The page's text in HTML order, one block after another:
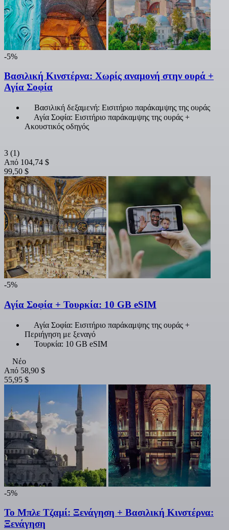
-5%
Βασιλική Κινστέρνα: Χωρίς αναμονή στην ουρά +
Αγία Σοφία
Βασιλική δεξαμενή: Εισιτήριο παράκαμψης της ουράς
Αγία Σοφία: Εισιτήριο παράκαμψης της ουράς +
Ακουστικός οδηγός
3 (1)
Από 104,74 $
99,50 $
-5%
Αγία Σοφία + Τουρκία: 10 GB eSIM
Αγία Σοφία: Εισιτήριο παράκαμψης της ουράς +
Περιήγηση με ξεναγό
Τουρκία: 10 GB eSIM
Νέο
Από 58,90 $
55,95 $
-5%
Το Μπλε Τζαμί: Ξενάγηση + Βασιλική Κινστέρνα:
Ξενάγηση